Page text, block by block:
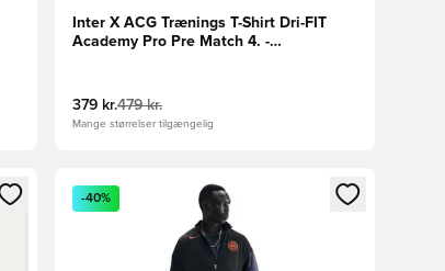
Inter X ACG Trænings T-Shirt Dri-FIT
Academy Pro Pre Match 4. -
379 kr.479 kr.
Mange størrelser tilgængelig
dig som medlem
Åbner en Modal til at logge ind eller tilmelde dig
-40%